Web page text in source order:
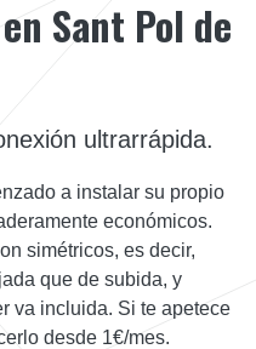
Sant Pol de
ultrarrápida.
a instalar su propio
económicos.
simétricos, es decir,
que de subida, y
va incluida. Si te apetece
desde 1€/mes.